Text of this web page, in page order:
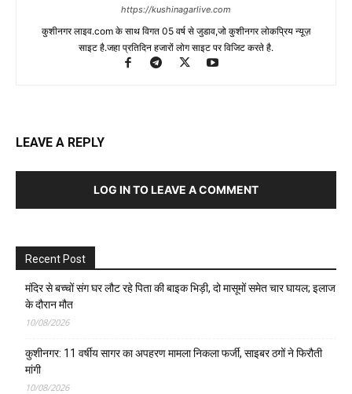
https://kushinagarlive.com
कुशीनगर लाइव.com के साथ विगत 05 वर्ष से जुडाव,जो कुशीनगर लोकप्रिय न्यूज़
साइट है.जहा प्रतिदिन हजारों लोग साइट पर विजिट करते है.
LEAVE A REPLY
LOG IN TO LEAVE A COMMENT
Recent Post
मंदिर से बच्चों संग घर लौट रहे पिता की बाइक भिड़ी, दो मासूमों समेत चार घायल; इलाज
के दौरान मौत
10/08/2026
कुशीनगर: 11 वर्षीय सागर का अपहरण मामला निकला फर्जी, साइबर ठगों ने फिरौती
मांगी
10/08/2026